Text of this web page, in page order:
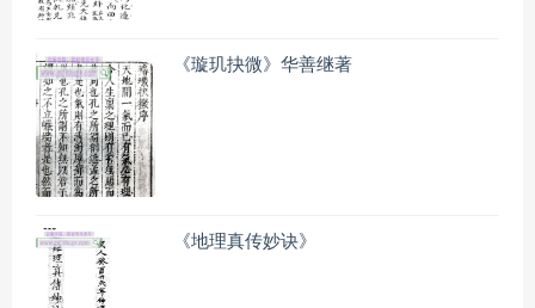
《璇玑抉微》华善继著
《地理真传妙诀》